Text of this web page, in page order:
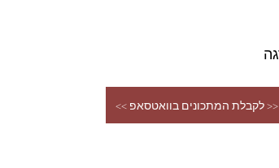
<< לקבלת המתכונים בוואטסאפ >>